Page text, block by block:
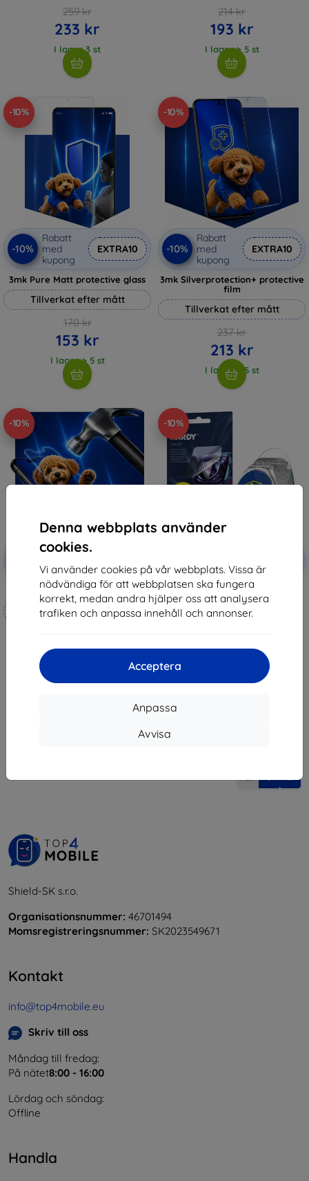
Denna webbplats använder
cookies.
Vi använder cookies på vår webbplats. Vissa är
nödvändiga för att webbplatsen ska fungera
korrekt, medan andra hjälper oss att analysera
trafiken och anpassa innehåll och annonser.
Acceptera
Anpassa
Avvisa
259 kr
233 kr
I lager 3 st
214 kr
193 kr
I lager > 5 st
-10%
-10%
Rabatt
med
kupong
EXTRA10
3mk Pure Matt protective glass
Tillverkat efter mått
170 kr
153 kr
I lager > 5 st
-10%
-10%
Rabatt
med
kupong
EXTRA10
3mk Silverprotection+ protective
film
Tillverkat efter mått
237 kr
213 kr
I lager > 5 st
-10%
Rabatt
kupong
3mk Hammer protective film
Tillverkat efter mått
223 kr
-10%
kupong
3mk Watch Protection ARC
Protective film for Rubicon
RNCF13
148 kr
« 1 »
Shield-SK s.r.o.
Organisationsnummer: 46701494
Momsregistreringsnummer: SK2023549671
Kontakt
info@top4mobile.eu
Skriv till oss
Måndag till fredag:
På nätet8:00 - 16:00
Lördag och söndag:
Offline
Handla